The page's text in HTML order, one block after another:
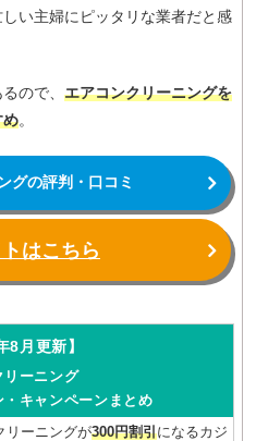
い主婦にピッタリな業者だと感
ので、 エアコンクリーニングを
め。
グの評判・口コミ
はこちら
8月更新】
リーニング
キャンペーンまとめ
リーニングが300円割引になるカジ